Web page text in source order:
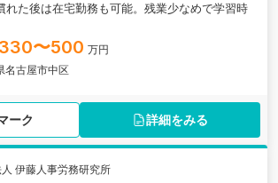
れた後は在宅勤務も可能。残業少なめで学習時
330〜500 万円
名古屋市中区
ーク 詳細をみる
伊藤人事労務研究所